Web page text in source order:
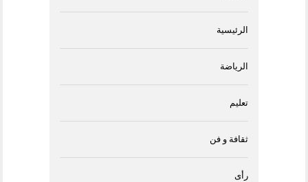
الرئيسية
الرياضة
تعليم
ثقافة و فن
رأى